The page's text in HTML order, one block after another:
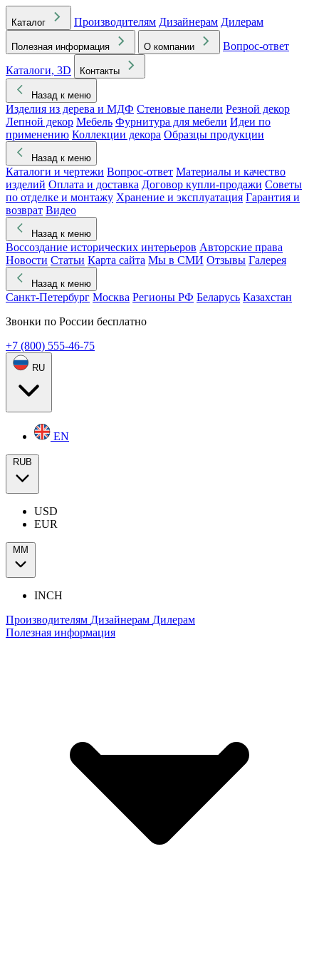
Каталог Производителям Дизайнерам Дилерам
Полезная информация О компании
Вопрос-ответ
Каталоги, 3D
Контакты
Назад к меню
Изделия из дерева и МДФ Стеновые панели Резной декор
Лепной декор Мебель Фурнитура для мебели Идеи по
применению Коллекции декора Образцы продукции
Назад к меню
Каталоги и чертежи Вопрос-ответ Материалы и качество
изделий Оплата и доставка Договор купли-продажи Советы
по отделке и монтажу Хранение и эксплуатация Гарантия и
возврат Видео
Назад к меню
Воссоздание исторических интерьеров Авторские права
Новости Статьи Карта сайта Мы в СМИ Отзывы Галерея
Назад к меню
Санкт-Петербург Москва Регионы РФ Беларусь Казахстан
Звонки по России бесплатно
+7 (800) 555-46-75
RU
EN
RUB
USD
EUR
ММ
INCH
Производителям Дизайнерам Дилерам
Полезная информация